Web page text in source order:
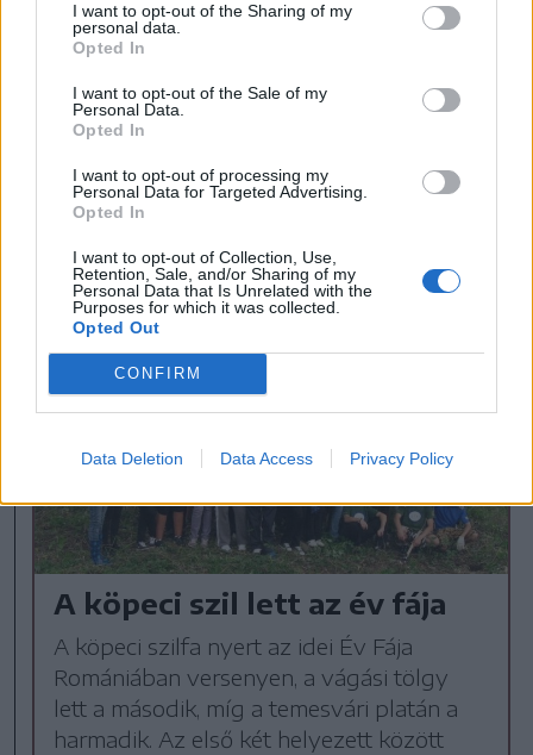
I want to opt-out of the Sharing of my
personal data.
Opted In
I want to opt-out of the Sale of my
Personal Data.
Opted In
I want to opt-out of processing my
Personal Data for Targeted Advertising.
Opted In
I want to opt-out of Collection, Use,
Retention, Sale, and/or Sharing of my
Personal Data that Is Unrelated with the
Purposes for which it was collected.
Opted Out
CONFIRM
Data Deletion Data Access Privacy Policy
tizenháromezer szavazattal
elhozta az
első helyet
meg a verseny végét, korábban elhunyt.
korábban írtuk
A köpeci szil lett az év fája
A köpeci szilfa nyert az idei Év Fája
Romániában versenyen, a vágási tölgy
lett a második, míg a temesvári platán a
harmadik. Az első két helyezett között